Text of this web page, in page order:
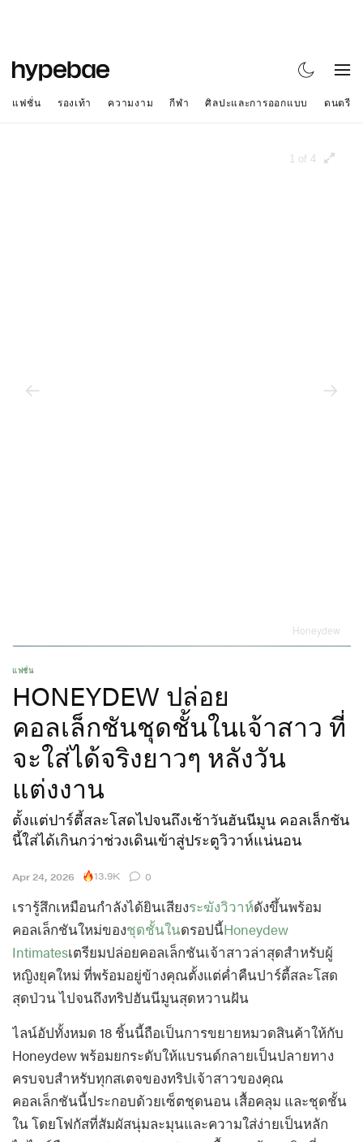
แฟชั่น รองเท้า ความงาม กีฬา ศิลปะและการออกแบบ ดนตรี
1 of 4
Honeydew
แฟชั่น
HONEYDEW ปล่อย
คอลเล็กชันชุดชั้นในเจ้าสาว ที่
จะใส่ได้จริงยาวๆ หลังวัน
แต่งงาน
ตั้งแต่ปาร์ตี้สละโสดไปจนถึงเช้าวันฮันนีมูน คอลเล็กชัน
นี้ใส่ได้เกินกว่าช่วงเดินเข้าสู่ประตูวิวาห์แน่นอน
Apr 24, 2026 13.9K 0
เรารู้สึกเหมือนกำลังได้ยินเสียงระฆังวิวาห์ดังขึ้นพร้อม
คอลเล็กชันใหม่ของชุดชั้นในดรอปนี้Honeydew
Intimatesเตรียมปล่อยคอลเล็กชันเจ้าสาวล่าสุดสำหรับผู้
หญิงยุคใหม่ ที่พร้อมอยู่ข้างคุณตั้งแต่ค่ำคืนปาร์ตี้สละโสด
สุดป่วน ไปจนถึงทริปฮันนีมูนสุดหวานฝัน
ไลน์อัปทั้งหมด 18 ชิ้นนี้ถือเป็นการขยายหมวดสินค้าให้กับ
Honeydew พร้อมยกระดับให้แบรนด์กลายเป็นปลายทาง
ครบจบสำหรับทุกสเตจของทริปเจ้าสาวของคุณ
คอลเล็กชันนี้ประกอบด้วยเซ็ตชุดนอน เสื้อคลุม และชุดชั้น
ใน โดยโฟกัสที่สัมผัสนุ่มละมุนและความใส่ง่ายเป็นหลัก